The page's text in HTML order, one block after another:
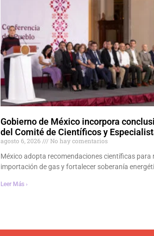
Gobierno de México incorpora
del Comité de Científicos y
agosto 6, 2026
No hay comentarios
México adopta recomendaciones científicas para
importación de gas y fortalecer soberanía
Leer Más ›